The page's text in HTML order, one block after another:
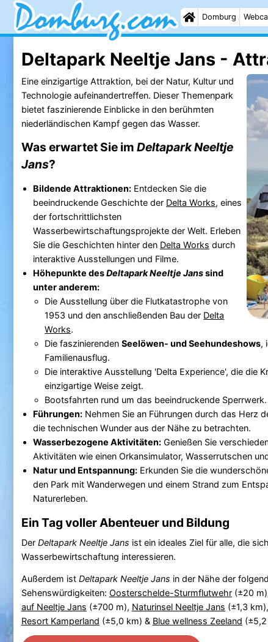
Domburg
Deltapark Neeltje Jans -
Eine einzigartige Attraktion, bei der Natur, Kultur und
Technologie aufeinandertreffen. Dieser Themenpark
bietet faszinierende Einblicke in den berühmten
niederländischen Kampf gegen das Wasser.
Was erwartet Sie im Deltapark Neeltje
Jans?
Bildende Attraktionen:Entdecken Sie die
beeindruckende Geschichte der Delta Works, eines
der fortschrittlichsten
Wasserbewirtschaftungsprojekte der Welt. Erleben
Sie die Geschichten hinter den Delta Works durch
interaktive Ausstellungen und Filme.
Höhepunkte desDeltapark Neeltje Janssind
unter anderem:
Die Ausstellung über die Flutkatastrophe von
1953 und den anschließenden Bau der Delta
Works.
Die faszinierendenSeelöwen- und Seehundeshows,
Familienausflug.
Die interaktive Ausstellung 'Delta Experience', die die
einzigartige Weise zeigt.
Bootsfahrten rund um das beeindruckende Sperrwerk.
Führungen:Nehmen Sie an Führungen durch das Herz
die technischen Wunder aus der Nähe zu betrachten.
Wasserbezogene Aktivitäten:Genießen Sie
Aktivitäten wie einen Orkansimulator, Wasserrutschen
Natur und Entspannung:Erkunden Sie die
den Park mit Wanderwegen und einem Strand zum
Naturerleben.
Ein Tag voller Abenteuer und Bildung
Der Deltapark Neeltje Jans ist ein ideales Ziel für alle, die
Wasserbewirtschaftung interessieren.
Außerdem ist Deltapark Neeltje Jans in der Nähe der
Sehenswürdigkeiten: Oosterschelde-Sturmflutwehr(±20
auf Neeltje Jans (±700 m), Naturinsel Neeltje Jans (±1,3 km),
Resort Kamperland (±5,0 km) & Blue wellness Zeeland